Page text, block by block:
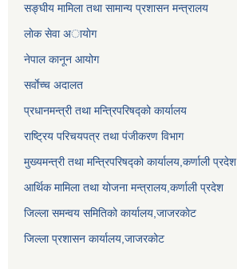
सङ्घीय मामिला तथा सामान्य प्रशासन मन्त्रालय
लाेक सेवा अायाेग
नेपाल कानून आयोग
सर्वाेच्च अदालत
प्रधानमन्त्री तथा मन्त्रिपरिषद्को कार्यालय
राष्ट्रिय परिचयपत्र तथा पंजीकरण विभाग
मुख्यमन्त्री तथा मन्त्रिपरिषद्को कार्यालय,कर्णाली प्रदेश
आर्थिक मामिला तथा योजना मन्त्रालय,कर्णाली प्रदेश
जिल्ला समन्वय समितिको कार्यालय,जाजरकाेट
जिल्ला प्रशासन कार्यालय,जाजरकोट